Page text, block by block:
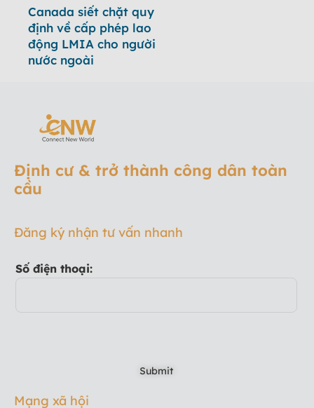
Canada siết chặt quy
định về cấp phép lao
động LMIA cho người
nước ngoài
Định cư & trở thành công dân toàn
cầu
Đăng ký nhận tư vấn nhanh
Số điện thoại:
Mạng xã hội